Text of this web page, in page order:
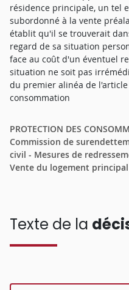
résidence principale, un tel
subordonné à la vente
établit qu'il se trouverait
regard de sa situation
face au coût d'un éventuel
situation ne soit pas
du premier alinéa de l'article
consommation
PROTECTION DES
Commission de
civil - Mesures de
Vente du logement
Texte de la